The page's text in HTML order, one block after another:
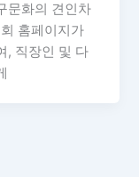
문화의 견인차
홈페이지가
, 직장인 및 다